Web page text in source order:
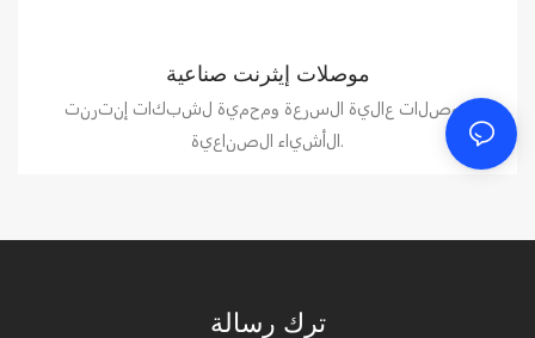
موصلات إيثرنت صناعية
موصلات عالية السرعة ومحمية لشبكات إنترنت
الأشياء الصناعية.
ترك رسالة